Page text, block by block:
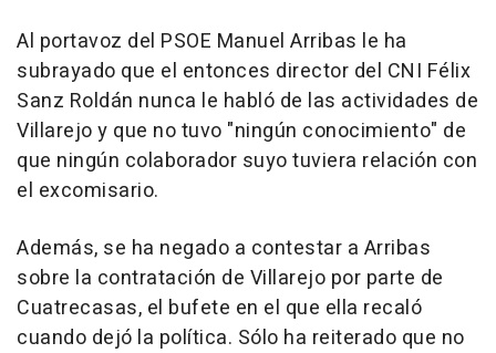
Al portavoz del PSOE Manuel Arribas le ha
subrayado que el entonces director del CNI Félix
Sanz Roldán nunca le habló de las actividades de
Villarejo y que no tuvo "ningún conocimiento" de
que ningún colaborador suyo tuviera relación con
el excomisario.
Además, se ha negado a contestar a Arribas
sobre la contratación de Villarejo por parte de
Cuatrecasas, el bufete en el que ella recaló
cuando dejó la política. Sólo ha reiterado que no